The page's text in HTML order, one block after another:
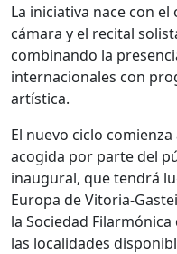
La iniciativa nace con
cámara y el recital
combinando la
internacionales con
artística.
El nuevo ciclo
acogida por parte del
inaugural, que tendrá
Europa de Vitoria-
la Sociedad
las localidades